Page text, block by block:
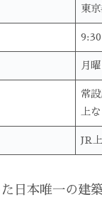
東
9:30
月
常
上
JR
日本唯一の建